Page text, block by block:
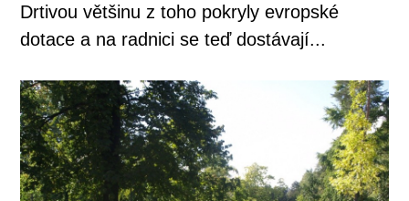
Drtivou většinu z toho pokryly evropské
dotace a na radnici se teď dostávají...